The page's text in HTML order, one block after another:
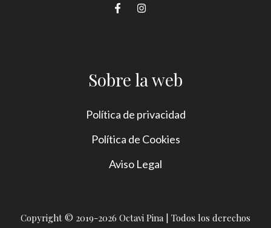
Sobre la web
Política de privacidad
Política de Cookies
Aviso Legal
Copyright © 2019-2026 Octavi Pina | Todos los derechos